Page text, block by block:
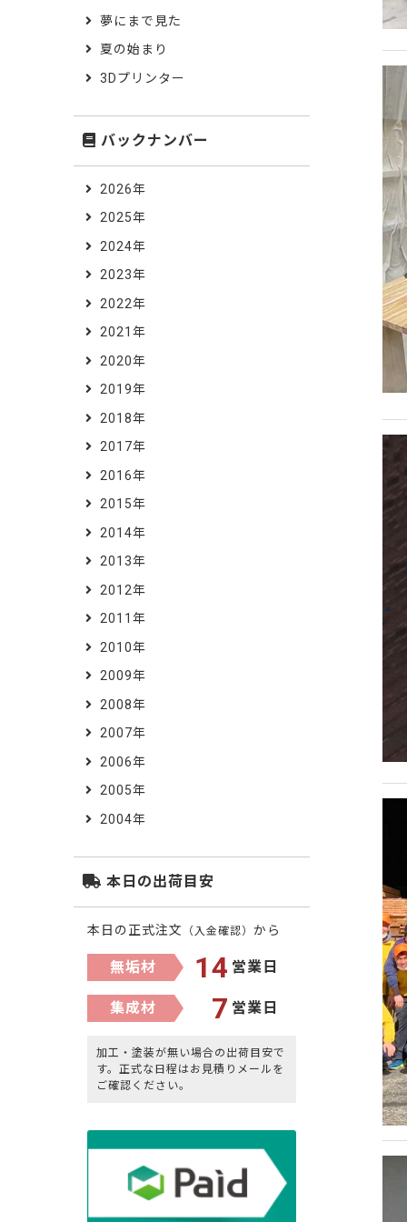
夢にまで見た
夏の始まり
3Dプリンター
バックナンバー
2026年
2025年
2024年
2023年
2022年
2021年
2020年
2019年
2018年
2017年
2016年
2015年
2014年
2013年
2012年
2011年
2010年
2009年
2008年
2007年
2006年
2005年
2004年
本日の出荷目安
本日の正式注文 （入金確認） から
無垢材 14 営業日
集成材 7 営業日
加工・塗装が無い場合の出荷目安で
す。正式な日程はお見積りメールを
ご確認ください。